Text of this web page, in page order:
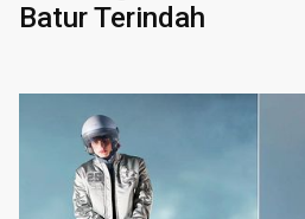
Batur Terindah